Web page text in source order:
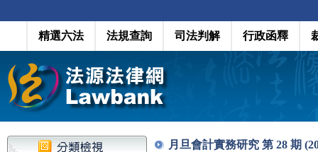
精選六法 法規查詢 司法判解 行政函釋
月旦會計實務研究 第 28 期